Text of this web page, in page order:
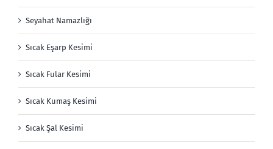
Seyahat Namazlığı
Sıcak Eşarp Kesimi
Sıcak Fular Kesimi
Sıcak Kumaş Kesimi
Sıcak Şal Kesimi